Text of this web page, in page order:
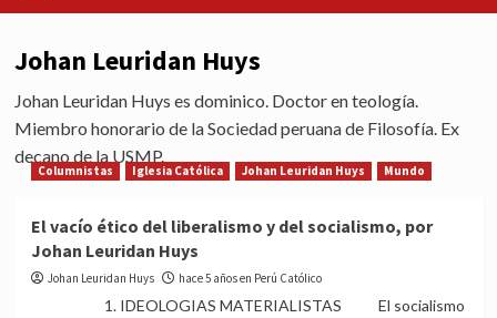
Johan Leuridan Huys
Johan Leuridan Huys es dominico. Doctor en teología.
Miembro honorario de la Sociedad peruana de Filosofía. Ex
decano de la USMP.
Columnistas Iglesia Católica Johan Leuridan Huys Mundo
El vacío ético del liberalismo y del socialismo, por
Johan Leuridan Huys
Johan Leuridan Huys hace 5 años en Perú Católico
1. IDEOLOGIAS MATERIALISTAS El socialismo